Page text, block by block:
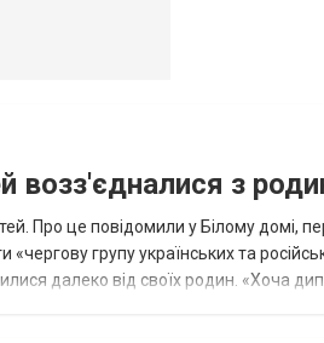
возз'єдналися з
Про це повідомили у Білому домі,
групу українських та
далеко від своїх родин. «Хоча